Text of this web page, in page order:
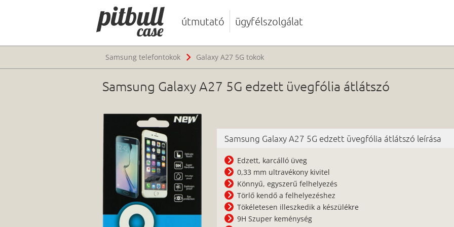
útmutató ügyfélszolgálat
Samsung telefontokok Galaxy A27 5G tokok
Samsung Galaxy A27 5G edzett üvegfólia átlátszó
Samsung Galaxy A27 5G edzett üvegfólia átlátszó leírása
Edzett, karcálló üveg
0,33 mm ultravékony kivitel
Könnyű, egyszerű felhelyezés
Törlő kendő a felhelyezéshez
Tökéletesen illeszkedik a készülékre
9H Szuper keménység